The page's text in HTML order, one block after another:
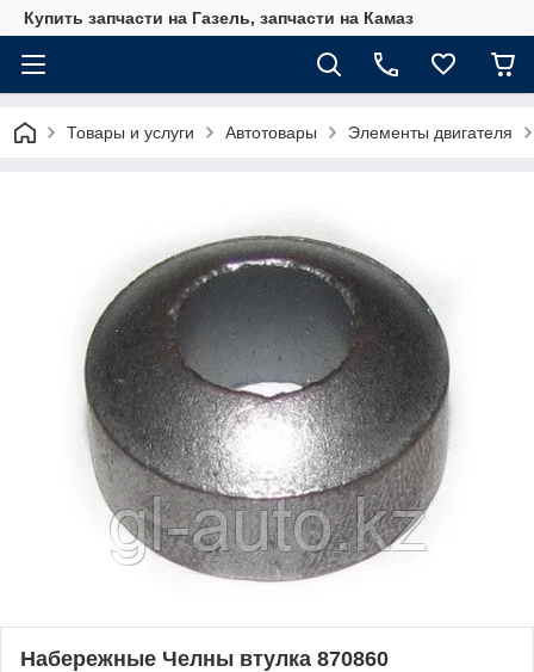
Купить запчасти на Газель, запчасти на Камаз
Товары и услуги Автотовары Элементы двигателя
Набережные Челны втулка 870860